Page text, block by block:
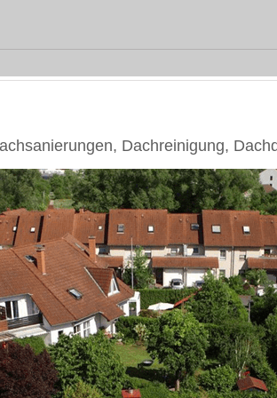
Dachreinigung,